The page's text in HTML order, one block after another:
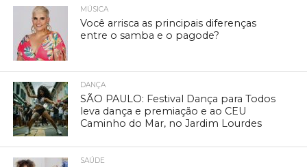
MÚSICA
Você arrisca as principais diferenças
entre o samba e o pagode?
DANÇA
SÃO PAULO: Festival Dança para Todos
leva dança e premiação e ao CEU
Caminho do Mar, no Jardim Lourdes
SAÚDE